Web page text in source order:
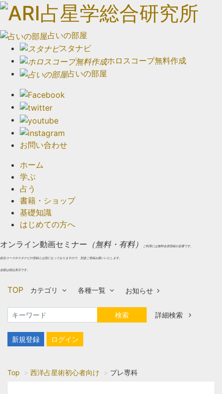
占いの部屋
スタナビ
ホロスコープ無料作成
占いの部屋
お問い合わせ
ホーム
学ぶ
占う
書籍・ショップ
基礎知識
はじめての方へ
オンライン動画セミナー （無料・有料） ご利用には無料会員登録が必要です。
総合コースやスタナビの登録とは別になっておりますので、別途ご登録お願いいたします。
金額は税込表示です。
TOP カテゴリ 各種一覧 お知らせ
検索 詳細検索
新規登録 ログイン
Top 西洋占星術初心者向け プレ専科